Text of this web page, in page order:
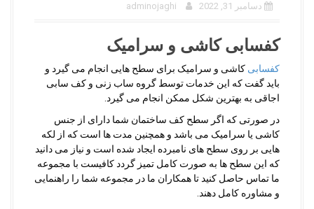
دسامبر 31, 2022 adminojaghi
کفسابی کاشی و سرامیک
کفسابی کاشی و سرامیک برای سطح هایی انجام می گیرد و
باید گفت که این خدمات توسط گروه ساب زنی و کف سابی
اجاقی به بهترین شکل ممکن انجام می گیرد.
در صورتی که اگر سطح کف ساختمان شما دارای از جنس
کاشی یا سرامیک می باشد و همچنین مدت ها است که از لکه
هایی بر روی سطح های نامبرده ایجاد شده است و نیاز می دانید
که این سطح ها به صورت کامل تمیز گردد کافیست با مجموعه
ما تماس حاصل کنید تا همکاران ما در مجموعه شما را راهنمایی
و مشاوره کامل دهند.